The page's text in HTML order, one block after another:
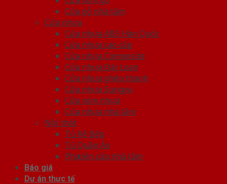
Cửa gỗ nhà tắm
Cửa nhựa
Cửa nhựa ABS Hàn Quốc
Cửa nhựa cao cấp
Cửa nhựa Composite
Cửa nhựa Đài Loan
Cửa nhựa ghép thanh
Cửa nhựa Sungyu
Cửa vòm nhựa
Cửa nhựa nhà tắm
Nội thất
Tủ Kệ Bếp
Tủ Quần Áo
Phụ kiện cửa nhà tắm
Báo giá
Dự án thực tế